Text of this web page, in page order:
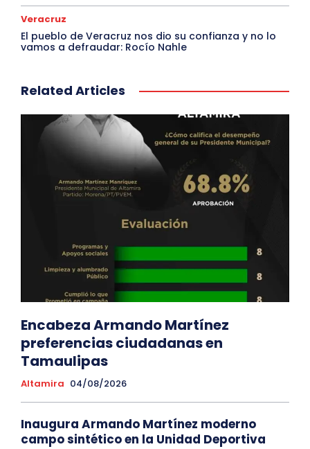
Veracruz
El pueblo de Veracruz nos dio su confianza y no lo
vamos a defraudar: Rocío Nahle
Related Articles
Encabeza Armando Martínez
preferencias ciudadanas en
Tamaulipas
Altamira 04/08/2026
Inaugura Armando Martínez moderno
campo sintético en la Unidad Deportiva